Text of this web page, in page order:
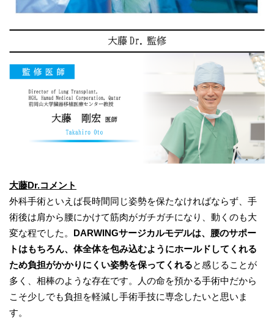
大藤Dr.コメント
​外科手術といえば長時間同じ姿勢を保たなければならず、手
術後は肩から腰にかけて筋肉がガチガチになり、動くのも大
変な程でした。 DARWINGサージカルモデルは、腰のサポー
トはもちろん、体全体を包み込むようにホールドしてくれる
ため負担がかかりにくい姿勢を保ってくれると感じることが
多く、相棒のような存在です。人の命を預かる手術中だから
こそ少しでも負担を軽減し手術手技に専念したいと思いま
す。